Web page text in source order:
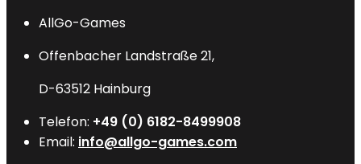
AllGo-Games
Offenbacher Landstraße 21,
D-63512 Hainburg
Telefon: +49 (0) 6182-8499908
Email: info@allgo-games.com